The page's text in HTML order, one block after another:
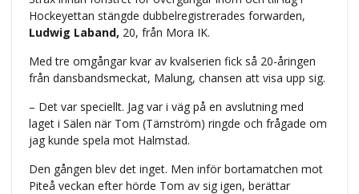
Hockeyettan stängde dubbelregistrerades forwarden,
Ludwig Laband, 20, från Mora IK.
Med tre omgångar kvar av kvalserien fick så 20-åringen
från dansbandsmeckat, Malung, chansen att visa upp sig.
– Det var speciellt. Jag var i väg på en avslutning med
laget i Sälen när Tom (Tärnström) ringde och frågade om
jag kunde spela mot Halmstad.
Den gången blev det inget. Men inför bortamatchen mot
Piteå veckan efter hörde Tom av sig igen, berättar